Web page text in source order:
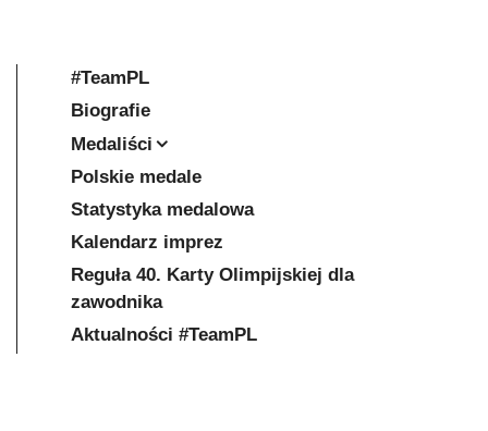
#TeamPL
Biografie
Medaliści
Polskie medale
Statystyka medalowa
Kalendarz imprez
Reguła 40. Karty Olimpijskiej dla
zawodnika
Aktualności #TeamPL